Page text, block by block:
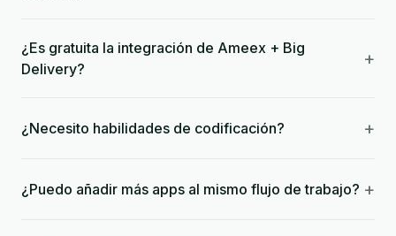
¿Es gratuita la integración de Ameex + Big
Delivery?
+
¿Necesito habilidades de codificación? +
¿Puedo añadir más apps al mismo flujo de trabajo? +